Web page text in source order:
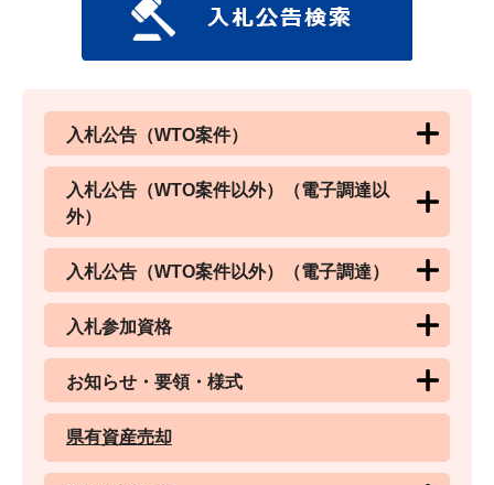
入札公告（WTO案件）
入札公告（WTO案件以外）（電子調達以
外）
入札公告（WTO案件以外）（電子調達）
入札参加資格
お知らせ・要領・様式
県有資産売却